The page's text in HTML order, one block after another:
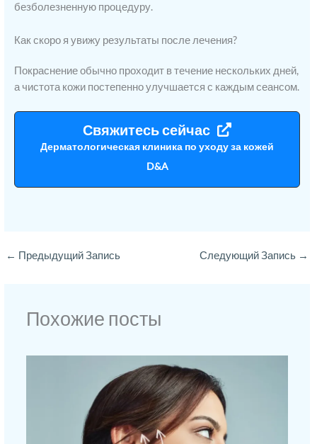
безболезненную процедуру.
Как скоро я увижу результаты после лечения?
Покраснение обычно проходит в течение нескольких дней,
а чистота кожи постепенно улучшается с каждым сеансом.
Свяжитесь сейчас
Дерматологическая клиника по уходу за кожей
D&A
← Предыдущий Запись Следующий Запись →
Похожие посты